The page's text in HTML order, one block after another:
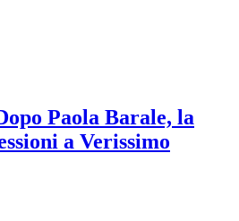
Paola Barale, la
a Verissimo